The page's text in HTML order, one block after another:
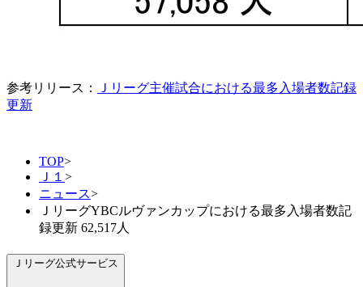
参考リリース：
Ｊリーグ主催試合における最多入場者数記録
更新
TOP>
Ｊ１ >
ニュース>
ＪリーグYBCルヴァンカップにおける最多入場者数記
録更新 62,517人
Ｊリーグ公式サービス